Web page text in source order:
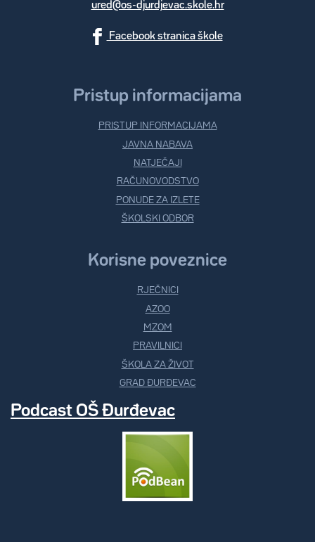
ured@os-djurdjevac.skole.hr
Facebook stranica škole
Pristup informacijama
PRISTUP INFORMACIJAMA
JAVNA NABAVA
NATJEČAJI
RAČUNOVODSTVO
PONUDE ZA IZLETE
ŠKOLSKI ODBOR
Korisne poveznice
RJEČNICI
AZOO
MZOM
PRAVILNICI
ŠKOLA ZA ŽIVOT
GRAD ĐURĐEVAC
Podcast OŠ Đurđevac